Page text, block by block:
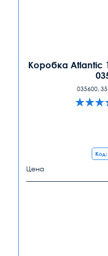
Коробка Atlantic
035600,
Код:
Цена